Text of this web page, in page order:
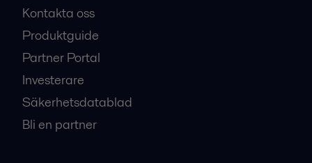
Kontakta oss
Produktguide
Partner Portal
Investerare
Säkerhetsdatablad
Bli en partner